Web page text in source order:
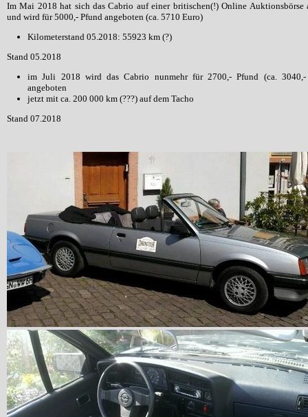
Im Mai 2018 hat sich das Cabrio auf einer britischen(!) Online Auktionsbörse
und wird für 5000,- Pfund angeboten (ca. 5710 Euro)
Kilometerstand 05.2018: 55923 km (?)
Stand 05.2018
im Juli 2018 wird das Cabrio nunmehr für 2700,- Pfund (ca. 3040,-
angeboten
jetzt mit ca. 200 000 km (???) auf dem Tacho
Stand 07.2018